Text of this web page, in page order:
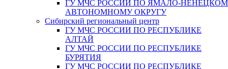
ГУ МЧС РОССИИ ПО ЯМАЛО-
АВТОНОМНОМУ ОКРУГУ
Сибирский региональный центр
ГУ МЧС РОССИИ ПО РЕСПУБЛИКЕ
АЛТАЙ
ГУ МЧС РОССИИ ПО РЕСПУБЛИКЕ
БУРЯТИЯ
ГУ МЧС РОССИИ ПО РЕСПУБЛИКЕ